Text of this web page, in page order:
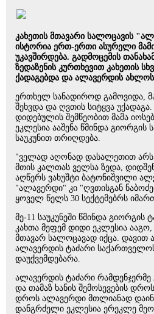
კახეთის მთავარი სალოცავის
ისტორია ერთ-ერთი ასურელი
უკავშირდება. გადმოცემის
ზედაზენის კურთხევით კახეთის
ქადაგებდა და ალავერდის
ერთხელ სანადიროდ გამოვიდა,
შეხვდა და ღვთის სიტყვა
დიდებულის შემწეობით მამა
ეკლესია ააშენა წმინდა
საუკუნით თრიღდება.
"ველად აღონად დასალეთით არს
მთის კალთას ველსა ზედა,
აღწერს ვახუშტი ბატონიშვილი
"ალავერდი" კი "ღვთისგან
ყოველ წელს 30 სექტემებრს
მე-11 საუკუნეში წმინდა გიორგის
კახთა მეფემ დიდი ეკლესია
მთავარ სალოცავად იქცა. დავით
ალავერდის ტაძარი
დაუქვემდებარა.
ალავერდის ტაძარი რამდენჯერმე
და თამაზ ხანის შემოსევების
დროს ალავერდი მთლიანად
დანგრძელი ეკლესია ერეკლე